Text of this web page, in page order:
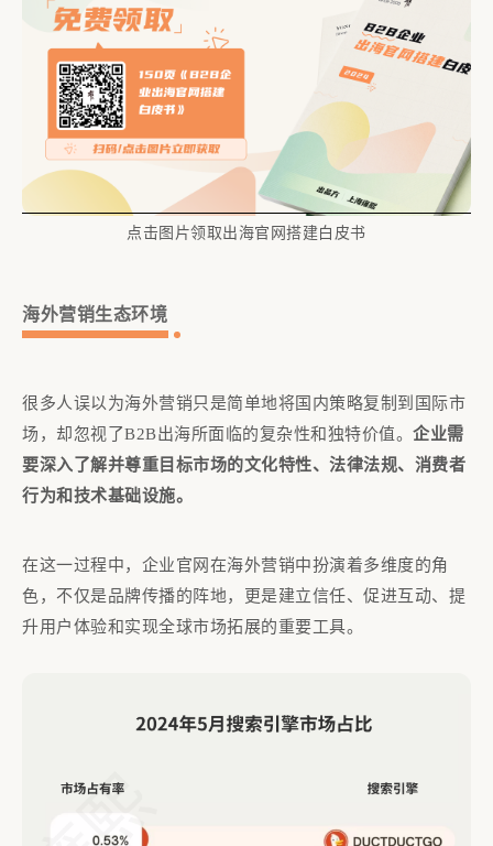
点击图片领取出海官网搭建白皮书
海外营销生态环境
很多人误以为海外营销只是简单地将国内策略复制到国际市
场，却忽视了B2B出海所面临的复杂性和独特价值。 企业需
要深入了解并尊重目标市场的文化特性、法律法规、消费者
行为和技术基础设施。
在这一过程中，企业官网在海外营销中扮演着多维度的角
色，不仅是品牌传播的阵地，更是建立信任、促进互动、提
升用户体验和实现全球市场拓展的重要工具。